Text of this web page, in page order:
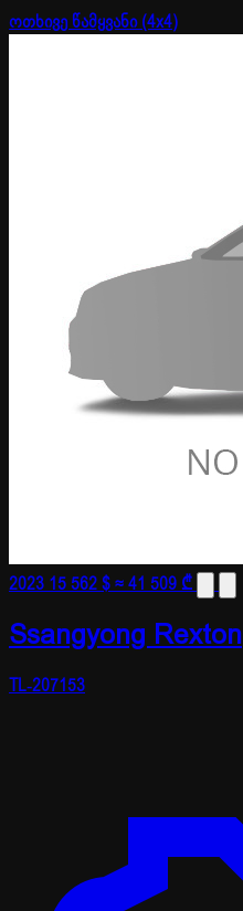
ოთხივე წამყვანი (4x4)
2023 15 562 $≈ 41 509 ₾
Ssangyong Rexton
TL-207153